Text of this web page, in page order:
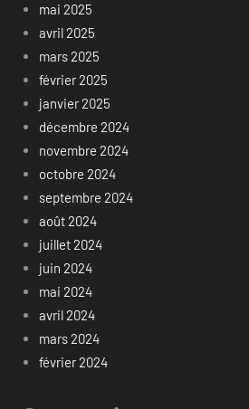
mai 2025
avril 2025
mars 2025
février 2025
janvier 2025
décembre 2024
novembre 2024
octobre 2024
septembre 2024
août 2024
juillet 2024
juin 2024
mai 2024
avril 2024
mars 2024
février 2024